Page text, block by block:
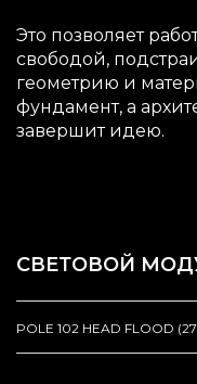
Это позволяет
свободой,
геометрию и
фундамент, а
завершит идею.
СВЕТОВОЙ
POLE 102 HEAD FLOOD